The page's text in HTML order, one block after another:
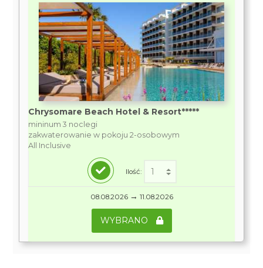
Chrysomare Beach Hotel & Resort*****
mininum 3 noclegi
zakwaterowanie w pokoju 2-osobowym
All Inclusive
Ilość:
08.08.2026 → 11.08.2026
WYBRANO